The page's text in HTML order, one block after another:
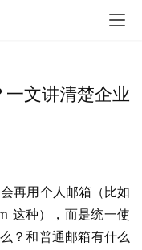
文讲清楚企业
再用个人邮箱（比如
这种），而是统一使
？和普通邮箱有什么